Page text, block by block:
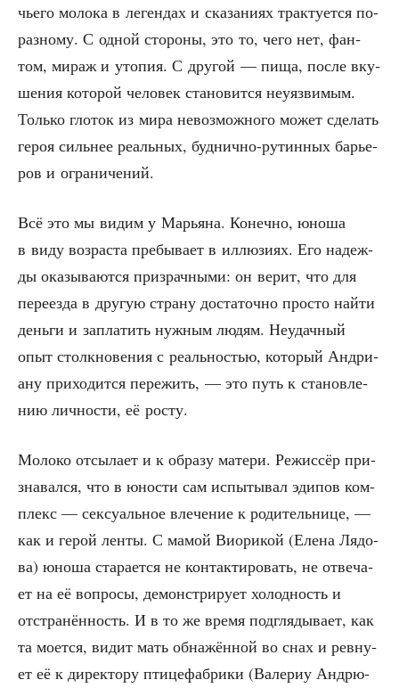
чье­го моло­ка в леген­дах и ска­за­ни­ях трак­ту­ет­ся по-
раз­но­му. С одной сто­ро­ны, это то, чего нет, фан­
том, мираж и уто­пия. С дру­гой — пища, после вку­
ше­ния кото­рой чело­век ста­но­вит­ся неуяз­ви­мым.
Толь­ко гло­ток из мира невоз­мож­но­го может сде­лать
героя силь­нее реаль­ных, буд­нич­но-рутин­ных барье­
ров и ограничений.
Всё это мы видим у Марья­на. Конеч­но, юно­ша
в виду воз­рас­та пре­бы­ва­ет в иллю­зи­ях. Его надеж­
ды ока­зы­ва­ют­ся при­зрач­ны­ми: он верит, что для
пере­ез­да в дру­гую стра­ну доста­точ­но про­сто най­ти
день­ги и запла­тить нуж­ным людям. Неудач­ный
опыт столк­но­ве­ния с реаль­но­стью, кото­рый Андри­
а­ну при­хо­дит­ся пере­жить, — это путь к ста­нов­ле­
нию лич­но­сти, её росту.
Моло­ко отсы­ла­ет и к обра­зу мате­ри. Режис­сёр при­
зна­вал­ся, что в юно­сти сам испы­ты­вал эди­пов ком­
плекс — сек­су­аль­ное вле­че­ние к роди­тель­ни­це, —
как и герой лен­ты. С мамой Вио­ри­кой (Еле­на Лядо­
ва) юно­ша ста­ра­ет­ся не кон­так­ти­ро­вать, не отве­ча­
ет на её вопро­сы, демон­стри­ру­ет холод­ность и
отстра­нён­ность. И в то же вре­мя под­гля­ды­ва­ет, как
та моет­ся, видит мать обна­жён­ной во снах и рев­ну­
ет её к дирек­то­ру пти­це­фаб­ри­ки (Вале­риу Андрю­